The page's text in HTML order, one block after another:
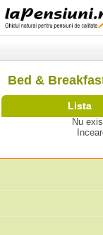
Bed &
Lista
Nu